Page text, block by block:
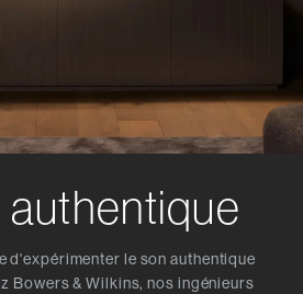
authentique
d'expérimenter le son authentique
Bowers & Wilkins, nos ingénieurs